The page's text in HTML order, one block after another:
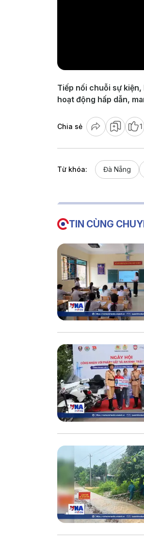
Tiếp nối chuỗi sự
hoạt động hấp dẫn,
Chia sẻ 1
Từ khóa: Đà Nẵng
TIN CÙNG